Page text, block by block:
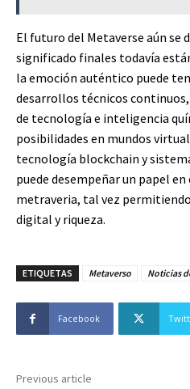
El futuro del Metaverse aún se
significado finales todavía
la emoción auténtico puede
desarrollos técnicos
de tecnología e inteligencia
posibilidades en mundos
tecnología blockchain y
puede desempeñar un papel
metraveria, tal vez
digital y riqueza.
ETIQUETAS Metaverso Noticias
Facebook
Previous article